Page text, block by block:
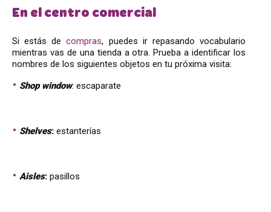
En el centro comercial
Si estás decompras, puedes ir repasando vocabulario
mientras vas de una tienda a otra. Prueba a identificar los
nombres de los siguientes objetos en tu próxima visita:
Shop window: escaparate
Shelves: estanterías
Aisles: pasillos